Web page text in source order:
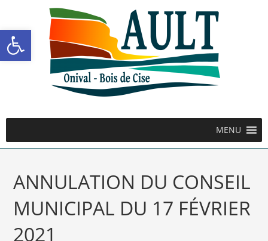
Ouvrir la barre d’outils
MENU
ANNULATION DU CONSEIL
MUNICIPAL DU 17 FÉVRIER
2021